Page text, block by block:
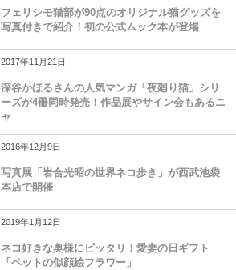
フェリシモ猫部が90点のオリジナル猫グッズを
写真付きで紹介！初の公式ムック本が登場
2017年11月21日
深谷かほるさんの人気マンガ「夜廻り猫」シリ
ーズが4冊同時発売！作品展やサイン会もあるニ
ャ
2016年12月9日
写真展「岩合光昭の世界ネコ歩き」が西武池袋
本店で開催
2019年1月12日
ネコ好きな奥様にピッタリ！愛妻の日ギフト
「ペットの似顔絵フラワー」